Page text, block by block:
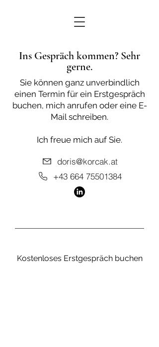
Ins Gespräch kommen? Sehr
gerne.
Sie können ganz unverbindlich
einen Termin für ein Erstgespräch
buchen, mich anrufen oder eine E-
Mail schreiben.
Ich freue mich auf Sie.
doris@korcak.at
+43 664 75501384
Kostenloses Erstgespräch buchen